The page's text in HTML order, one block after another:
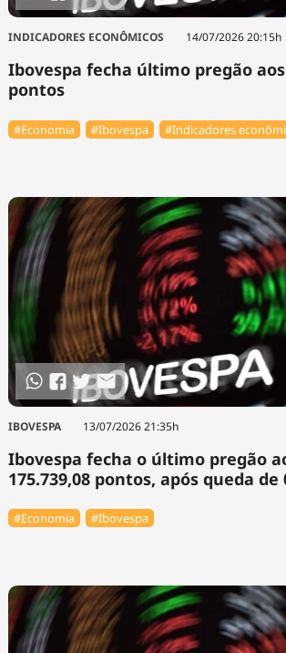
INDICADORES ECONÔMICOS 14/07/2026 20:15h
Ibovespa fecha último pregão aos
pontos
#Economia #Ibovespa #Indicadores
IBOVESPA 13/07/2026 21:35h
Ibovespa fecha o último pregão
175.739,08 pontos, após queda de
#Economia #Ibovespa